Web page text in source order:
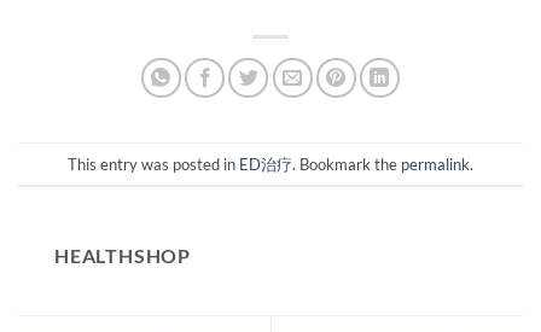
This entry was posted in ED治疗. Bookmark the permalink.
HEALTHSHOP